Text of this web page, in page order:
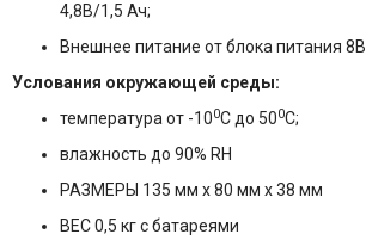
4,8В/1,5 Ач;
Внешнее питание от блока питания 8В
Услования окружающей среды:
температура от -100С до 500С;
влажность до 90% RH
РАЗМЕРЫ 135 мм х 80 мм х 38 мм
ВЕС 0,5 кг с батареями